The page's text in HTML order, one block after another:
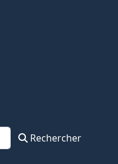
Rechercher